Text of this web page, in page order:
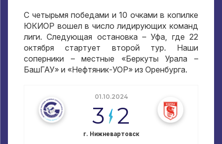
С четырьмя победами и 10 очками в копилке
ЮКИОР вошел в число лидирующих команд
лиги. Следующая остановка – Уфа, где 22
октября стартует второй тур. Наши
соперники – местные «Беркуты Урала –
БашГАУ» и «Нефтяник-УОР» из Оренбурга.
01.10.2024
3 2
г. Нижневартовск